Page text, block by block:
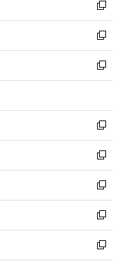
く
で
開
く
ド
ウ
で
開
く
ィ
ン
ド
ウ
で
開
い
ウ
ィ
ン
ド
ウ
開
く
新
し
い
ウ
ィ
ン
ウ
で
開
く
新
し
い
ウ
ン
ド
ウ
で
開
く
新
し
ウ
ィ
ン
ド
ウ
で
開
く
新
し
い
ウ
ィ
ン
ド
ウ
で
開
新
し
い
ウ
ィ
ン
ド
ウ
新
し
い
ウ
ィ
ン
新
し
い
ウ
新
し